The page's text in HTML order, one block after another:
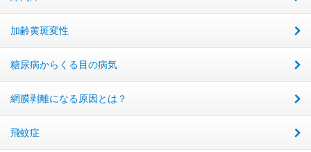
加齢黄斑変性
糖尿病からくる目の病気
網膜剥離になる原因とは？
飛蚊症